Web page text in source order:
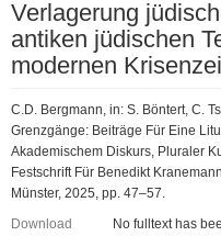
Verlagerung
antiken jüdischen
modernen
C.D. Bergmann, in: S. Böntert, C.
Grenzgänge: Beiträge Für Eine
Akademischem Diskurs, Pluraler
Festschrift Für Benedikt
Münster, 2025, pp. 47–57.
Download
No fulltext has